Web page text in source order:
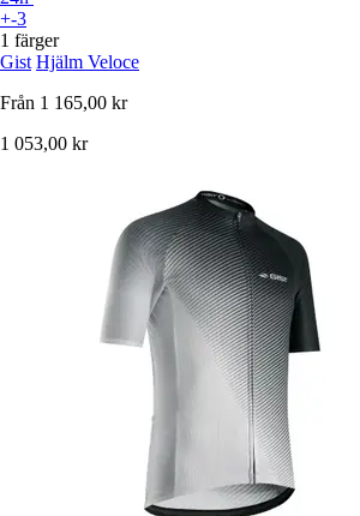
+-3
1 färger
Gist Hjälm Veloce
Från 1 165,00 kr
1 053,00 kr